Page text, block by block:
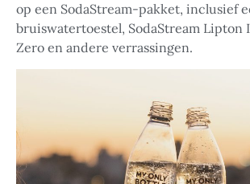
op een SodaStream-pakket, inclusief
bruiswatertoestel, SodaStream Lipton
Zero en andere verrassingen.